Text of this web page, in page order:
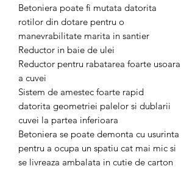
Betoniera poate fi mutata datorita
rotilor din dotare pentru o
manevrabilitate marita in santier
Reductor in baie de ulei
Reductor pentru rabatarea foarte usoara
a cuvei
Sistem de amestec foarte rapid
datorita geometriei palelor si dublarii
cuvei la partea inferioara
Betoniera se poate demonta cu usurinta
pentru a ocupa un spatiu cat mai mic si
se livreaza ambalata in cutie de carton